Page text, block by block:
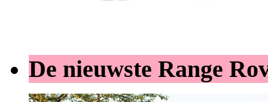
De nieuwste Range